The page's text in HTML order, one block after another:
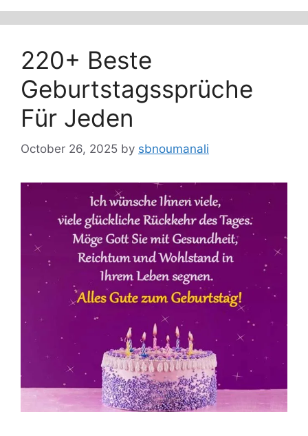
220+ Beste
Geburtstagssprüche
Für Jeden
October 26, 2025 by sbnoumanali